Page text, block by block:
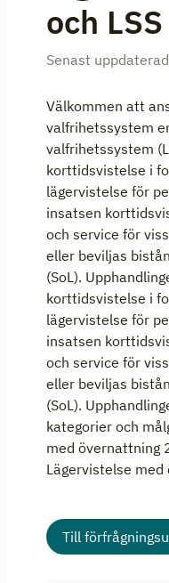
och LSS
Senast
Välkommen att
valfrihetssystem
valfrihetssystem
korttidsvistelse i
lägervistelse för
insatsen
och service för
eller beviljas
(SoL).
korttidsvistelse i
lägervistelse för
insatsen
och service för
eller beviljas
(SoL).
kategorier och
med övernattning
Lägervistelse
Till